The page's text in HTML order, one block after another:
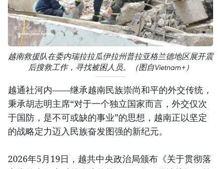
越南救援队在委内瑞拉拉瓜伊拉州普拉亚格兰德地区展开震
后搜救工作，寻找被困人员。（图自Vietnam+）
越通社河内——继承越南民族崇尚和平的外交传统，
秉承胡志明主席“对于一个独立国家而言，外交仅次
于国防，是不可或缺的事业”的思想，越南正以坚定
的战略定力迈入民族奋发图强的新纪元。
2026年5月19日，越共中央政治局颁布《关于贯彻落